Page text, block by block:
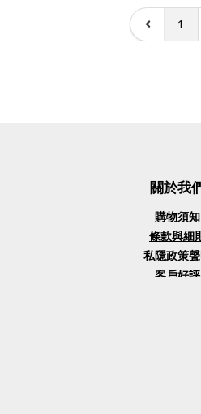
1
關於我
購物須知
條款與細
私隱政策
客戶好評